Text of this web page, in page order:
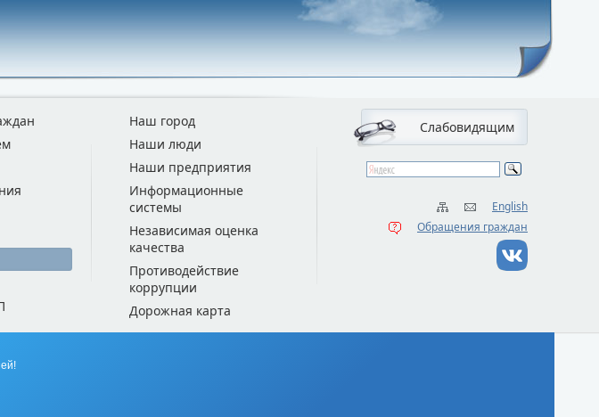
Слабовидящим
English
Обращения граждан
Наш город
Наши люди
Наши предприятия
Информационные
системы
Независимая оценка
качества
Противодействие
коррупции
Дорожная карта